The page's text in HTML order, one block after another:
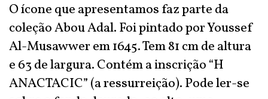
O ícone que apresentamos faz parte da
coleção Abou Adal. Foi pintado por Youssef
Al-Musawwer em 1645. Tem 81 cm de altura
e 63 de largura. Contém a inscrição “H
ANACTACIC” (a ressurreição). Pode ler-se